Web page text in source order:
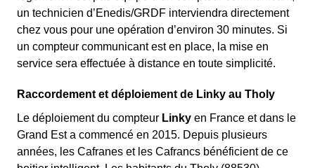
un technicien d’Enedis/GRDF interviendra directement
chez vous pour une opération d’environ 30 minutes. Si
un compteur communicant est en place, la mise en
service sera effectuée à distance en toute simplicité.
Raccordement et déploiement de Linky au Tholy
Le déploiement du compteur Linky en France et dans le
Grand Est a commencé en 2015. Depuis plusieurs
années, les Cafranes et les Cafrancs bénéficient de ce